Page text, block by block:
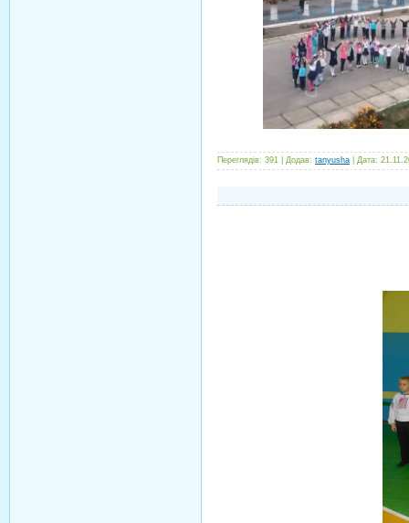
Переглядів: 391 Додав: tanyusha Дата: